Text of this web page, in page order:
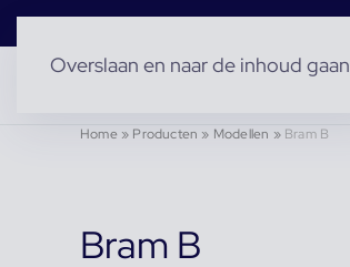
Overslaan en naar de inhoud gaan
Home» Producten » Modellen » Bram B
Bram B